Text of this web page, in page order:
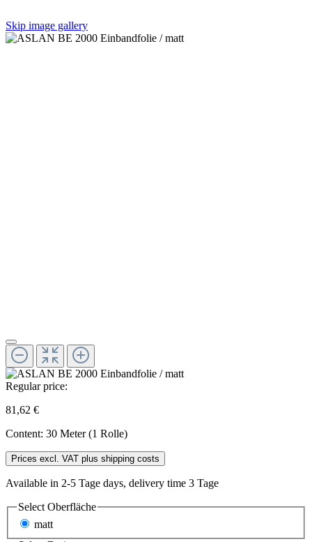
Skip image gallery
Regular price:
81,62 €
Content: 30 Meter (1 Rolle)
Prices excl. VAT plus shipping costs
Available in 2-5 Tage days, delivery time 3 Tage
Select Oberfläche
matt